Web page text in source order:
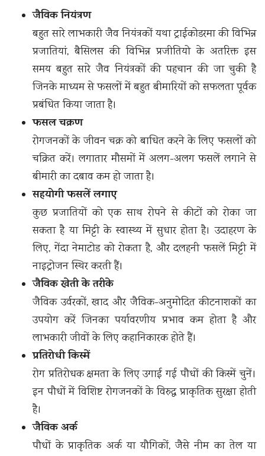
जैविक नियंत्रण
बहुत सारे लाभकारी जैव नियंत्रकों यथा ट्राईकोडरमा की विभिन्न
प्रजातियां, बैसिलस की विभिन्न प्रजीतियो के अतरिक्त इस
समय बहुत सारे जैव नियंत्रकों की पहचान की जा चुकी है
जिनके माध्यम से फसलों में बहुत बीमारियों को सफलता पूर्वक
प्रबंधित किया जाता है।
फसल चक्रण
रोगजनकों के जीवन चक्र को बाधित करने के लिए फसलों को
चक्रित करें। लगातार मौसमों में अलग-अलग फसलें लगाने से
बीमारी का दबाव कम हो जाता है।
सहयोगी फसलें लगाए
कुछ प्रजातियों को एक साथ रोपने से कीटों को रोका जा
सकता है या मिट्टी के स्वास्थ्य में सुधार होता है। उदाहरण के
लिए, गेंदा नेमाटोड को रोकता है, और दलहनी फसलें मिट्टी में
नाइट्रोजन स्थिर करती हैं।
जैविक खेती के तरीके
जैविक उर्वरकों, खाद और जैविक-अनुमोदित कीटनाशकों का
उपयोग करें जिनका पर्यावरणीय प्रभाव कम होता है और
लाभकारी जीवों के लिए कहानिकारक होते हैं।
प्रतिरोधी किस्में
रोग प्रतिरोधक क्षमता के लिए उगाई गई पौधों की किस्में चुनें।
इन पौधों में विशिष्ट रोगजनकों के विरुद्ध प्राकृतिक सुरक्षा होती
है।
जैविक अर्क
पौधों के प्राकृतिक अर्क या यौगिकों, जैसे नीम का तेल या